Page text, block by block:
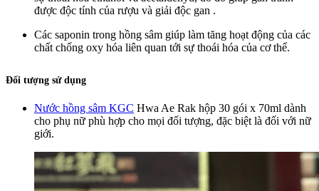
được độc tính của rượu và giải độc gan .
Các saponin trong hồng sâm giúp làm tăng hoạt động của các
chất chống oxy hóa liên quan tới sự thoái hóa của cơ thể.
Đối tượng sử dụng
Nước hồng sâm KGC Hwa Ae Rak hộp 30 gói x 70ml dành
cho phụ nữ phù hợp cho mọi đối tượng, đặc biệt là đối với nữ
giới.